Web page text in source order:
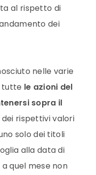
al rispetto di
dei
nelle varie
tutte le azioni del
sopra il
dei rispettivi valori
solo dei titoli
alla data di
quel mese non